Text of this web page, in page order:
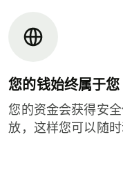
您的钱始终属于您
您的资金会获得安
放，这样您可以随时